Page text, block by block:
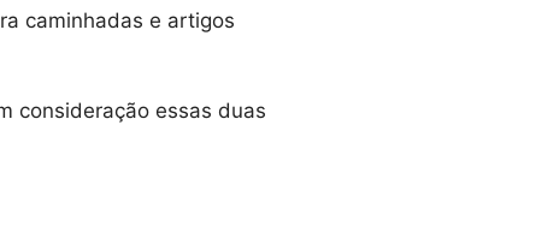
caminhadas e artigos
consideração essas duas